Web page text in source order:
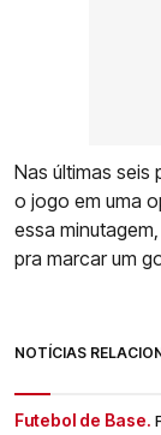
Nas últimas
o jogo em uma
essa
pra marcar um
NOTÍCIAS
Futebol de Base.